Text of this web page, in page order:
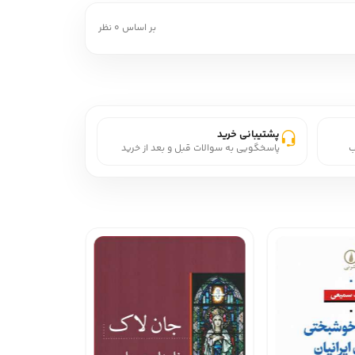
بر اساس 0 نظر
پشتیبانی خرید
پاسخگویی به سوالات قبل و بعد از خرید